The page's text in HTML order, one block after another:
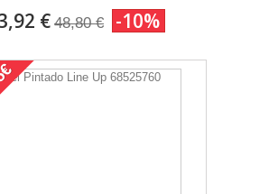
€ 48,80 € -10%